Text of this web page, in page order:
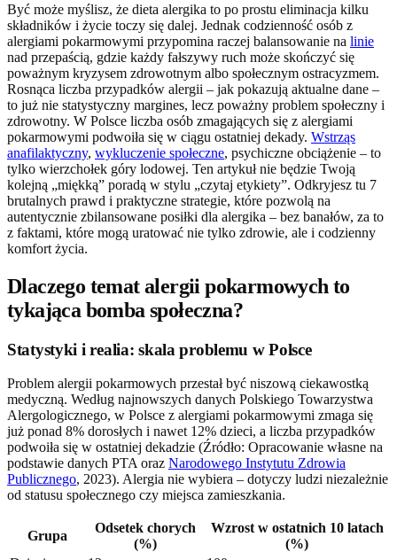
Być może myślisz, że dieta alergika to po prostu eliminacja kilku
składników i życie toczy się dalej. Jednak codzienność osób z
alergiami pokarmowymi przypomina raczej balansowanie na linie
nad przepaścią, gdzie każdy fałszywy ruch może skończyć się
poważnym kryzysem zdrowotnym albo społecznym ostracyzmem.
Rosnąca liczba przypadków alergii – jak pokazują aktualne dane –
to już nie statystyczny margines, lecz poważny problem społeczny i
zdrowotny. W Polsce liczba osób zmagających się z alergiami
pokarmowymi podwoiła się w ciągu ostatniej dekady. Wstrząs
anafilaktyczny, wykluczenie społeczne, psychiczne obciążenie – to
tylko wierzchołek góry lodowej. Ten artykuł nie będzie Twoją
kolejną „miękką” poradą w stylu „czytaj etykiety”. Odkryjesz tu 7
brutalnych prawd i praktyczne strategie, które pozwolą na
autentycznie zbilansowane posiłki dla alergika – bez banałów, za to
z faktami, które mogą uratować nie tylko zdrowie, ale i codzienny
komfort życia.
Dlaczego temat alergii pokarmowych to
tykająca bomba społeczna?
Statystyki i realia: skala problemu w Polsce
Problem alergii pokarmowych przestał być niszową ciekawostką
medyczną. Według najnowszych danych Polskiego Towarzystwa
Alergologicznego, w Polsce z alergiami pokarmowymi zmaga się
już ponad 8% dorosłych i nawet 12% dzieci, a liczba przypadków
podwoiła się w ostatniej dekadzie (Źródło: Opracowanie własne na
podstawie danych PTA oraz Narodowego Instytutu Zdrowia
Publicznego, 2023). Alergia nie wybiera – dotyczy ludzi niezależnie
od statusu społecznego czy miejsca zamieszkania.
Grupa
Odsetek chorych
(%)
Wzrost w ostatnich 10 latach
(%)